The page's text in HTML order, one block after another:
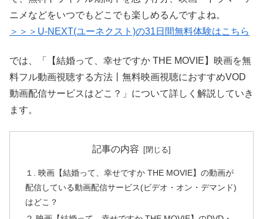
ニメなどをいつでもどこでも楽しめるんですよね。
＞＞＞U-NEXT(ユーネクスト)の31日間無料体験はこちら
では、「【結婚って、幸せですか THE MOVIE】映画を無
料フル動画視聴する方法丨無料映画視聴におすすめVOD
動画配信サービスはどこ？」について詳しく解説していき
ます。
記事の内容
１. 映画【結婚って、幸せですか THE MOVIE】の動画が
配信している動画配信サービス(ビデオ・オン・デマンド)
はどこ？